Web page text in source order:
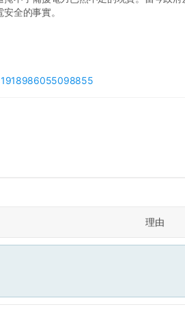
全的事實。
理由